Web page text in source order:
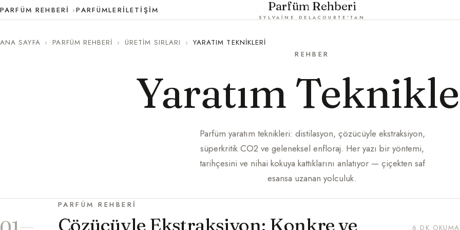
PARFÜM REHBERI PARFÜMLERİLETIŞIM Parfüm Rehberi
SYLVAINE DELACOURTE'TAN
ANA SAYFA › PARFÜM REHBERI › ÜRETIM SIRLARI › YARATIM TEKNIKLERI
REHBER
Yaratım
Parfüm yaratım teknikleri: distilasyon, çözücüyle ekstraksiyon,
süperkritik CO2 ve geleneksel enfloraj. Her yazı bir yöntemi,
tarihçesini ve nihai kokuya kattıklarını anlatıyor — çiçekten saf
esansa uzanan yolculuk.
PARFÜM REHBERI
Çözücüyle Ekstraksiyon: Konkre ve
6 DK OKUMA